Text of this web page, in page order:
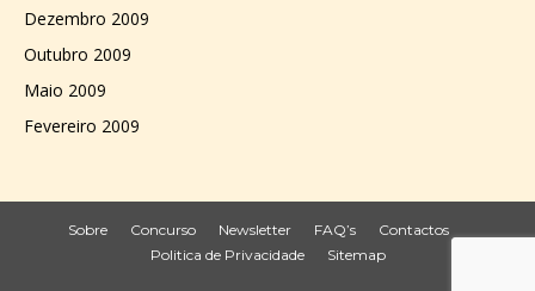
Dezembro 2009
Outubro 2009
Maio 2009
Fevereiro 2009
Sobre Concurso Newsletter FAQ’s
Contactos
Politica de Privacidade
Sitemap